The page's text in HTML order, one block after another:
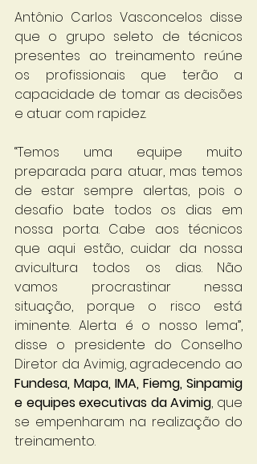
Antônio Carlos Vasconcelos disse
que o grupo seleto de técnicos
presentes ao treinamento reúne
os profissionais que terão a
capacidade de tomar as decisões
e atuar com rapidez.
“Temos uma equipe muito
preparada para atuar, mas temos
de estar sempre alertas, pois o
desafio bate todos os dias em
nossa porta. Cabe aos técnicos
que aqui estão, cuidar da nossa
avicultura todos os dias. Não
vamos procrastinar nessa
situação, porque o risco está
iminente. Alerta é o nosso lema”,
disse o presidente do Conselho
Fundesa, Mapa, IMA, Fiemg, Sinpamig
e equipes executivas da Avimig, que
se empenharam na realização do
treinamento.